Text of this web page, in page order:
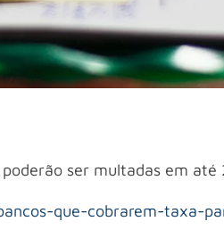
ser multadas em até
que-cobrarem-taxa-